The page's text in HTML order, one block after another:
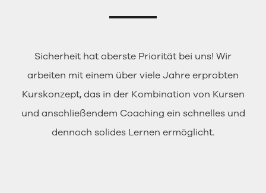
Sicherheit hat oberste Priorität bei uns! Wir
arbeiten mit einem über viele Jahre erprobten
Kurskonzept, das in der Kombination von Kursen
und anschließendem Coaching ein schnelles und
dennoch solides Lernen ermöglicht.